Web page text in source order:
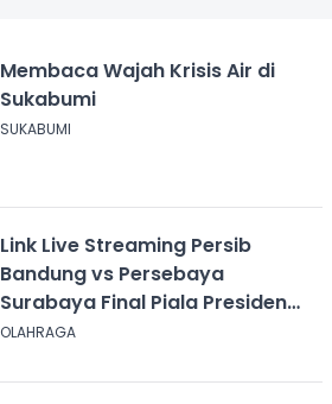
Membaca Wajah Krisis Air di
Sukabumi
SUKABUMI
Link Live Streaming Persib
Bandung vs Persebaya
Surabaya Final Piala Presiden
2026, Kick-off Pukul 20.00 WIB
OLAHRAGA